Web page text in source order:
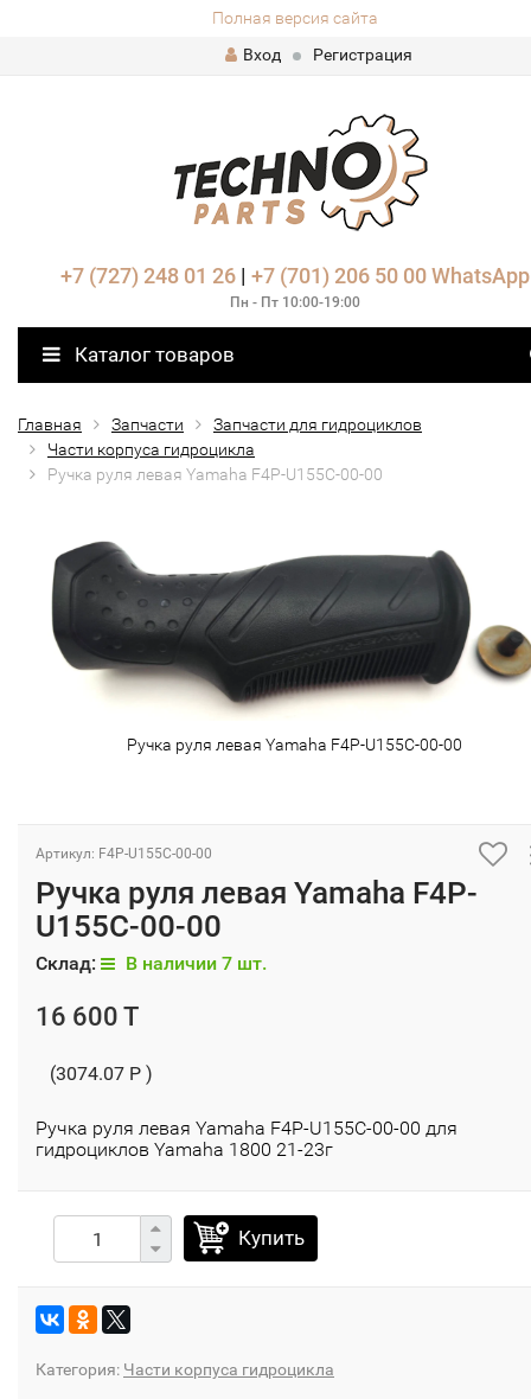
Полная версия сайта
Вход
Регистрация
+7 (727) 248 01 26| +7 (701) 206 50 00 WhatsApp
Пн - Пт 10:00-19:00
Каталог товаров
Главная Запчасти
Запчасти для гидроциклов
Части корпуса гидроцикла
Ручка руля левая Yamaha F4P-U155C-00-00
Ручка руля левая Yamaha F4P-U155C-00-00
Артикул: F4P-U155C-00-00
Ручка руля левая Yamaha F4P-
U155C-00-00
Склад: В наличии 7 шт.
16 600 T
(3074.07 P )
Ручка руля левая Yamaha F4P-U155C-00-00 для
гидроциклов Yamaha 1800 21-23г
Купить
Категория: Части корпуса гидроцикла